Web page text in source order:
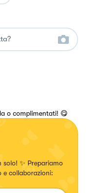
o complimentati! 😋
solo! ✨ Prepariamo
e collaborazioni: